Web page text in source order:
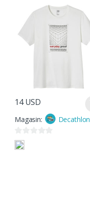
14USD
Magasin: Decathlon
0
s